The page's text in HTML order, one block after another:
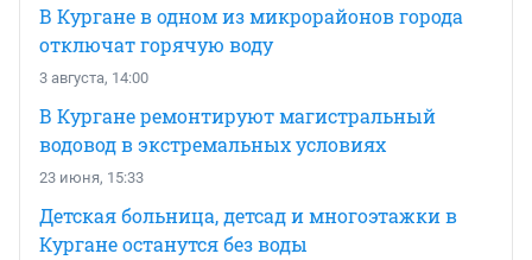
В Кургане в одном из микрорайонов города
отключат горячую воду
3 августа, 14:00
В Кургане ремонтируют магистральный
водовод в экстремальных условиях
23 июня, 15:33
Детская больница, детсад и многоэтажки в
Кургане останутся без воды